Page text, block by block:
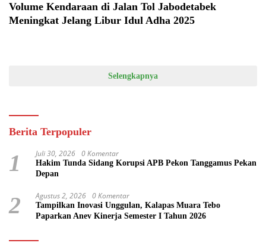
Volume Kendaraan di Jalan Tol Jabodetabek
Meningkat Jelang Libur Idul Adha 2025
Selengkapnya
Berita Terpopuler
1 Juli 30, 2026 0 Komentar
Hakim Tunda Sidang Korupsi APB Pekon Tanggamus Pekan
Depan
2 Agustus 2, 2026 0 Komentar
Tampilkan Inovasi Unggulan, Kalapas Muara Tebo
Paparkan Anev Kinerja Semester I Tahun 2026